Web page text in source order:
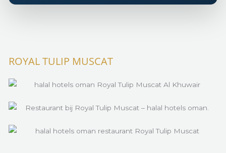
ROYAL TULIP MUSCAT